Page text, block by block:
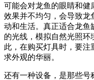
可能会对龙鱼的眼睛和健
效果并不均匀，会导致龙
动和生活。真正适合龙鱼
的光线，模拟自然光照环
此，在购买灯具时，要注
求外观的华丽。
还有一种设备，是那些号